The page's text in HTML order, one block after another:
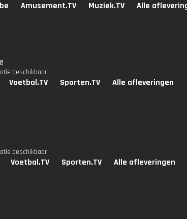
Amusement.TV Muziek.TV Alle
beschikbaar
Voetbal.TV Sporten.TV Alle afleveringen
beschikbaar
Voetbal.TV Sporten.TV Alle afleveringen